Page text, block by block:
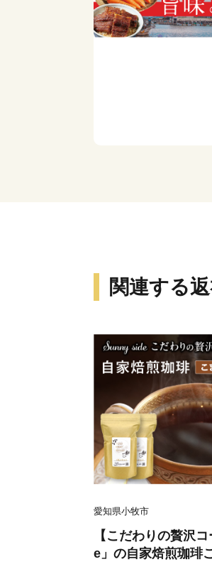
関連する
愛知県小牧市
【こだわりの贅沢
e」の自家焙煎珈琲